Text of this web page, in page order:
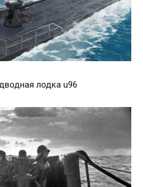
лодка u96